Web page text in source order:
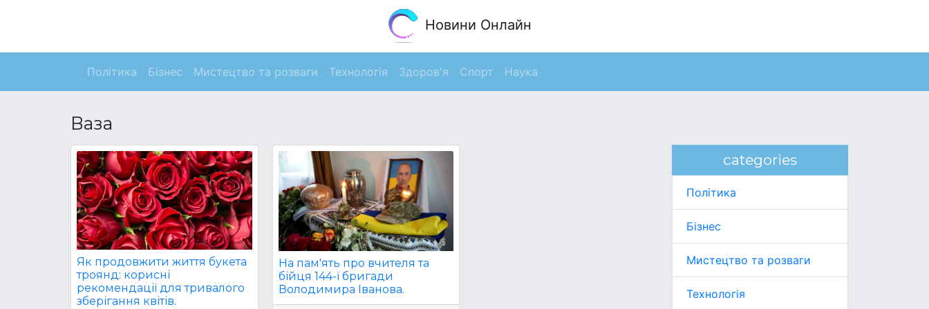
Новини Онлайн
Політика Бізнес Мистецтво та розваги Технологія Здоров'я Спорт Наука
Ваза
Як продовжити життя букета
троянд: корисні
рекомендації для тривалого
зберігання квітів.
На пам'ять про вчителя та
бійця 144-ї бригади
Володимира Іванова.
categories
Політика
Бізнес
Мистецтво та розваги
Технологія